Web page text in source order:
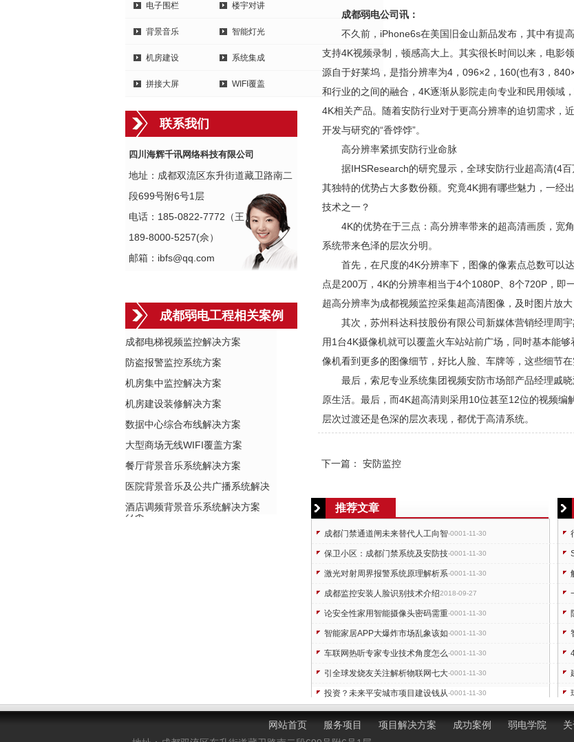
电子围栏 楼宇对讲
背景音乐 智能灯光
机房建设 系统集成
拼接大屏 WIFI覆盖
联系我们
四川海辉千讯网络科技有限公司
地址：成都双流区东升街道藏卫路南二
段699号附6号1层
电话：185-0822-7772（王）
189-8000-5257(佘）
邮箱：ibfs@qq.com
成都弱电工程相关案例
成都电梯视频监控解决方案
防盗报警监控系统方案
机房集中监控解决方案
机房建设装修解决方案
数据中心综合布线解决方案
大型商场无线WIFI覆盖方案
餐厅背景音乐系统解决方案
医院背景音乐及公共广播系统解决
方案
酒店调频背景音乐系统解决方案
成都弱电公司讯：
不久前，iPhone6s在美国旧金山新品发布，其中有提
支持4K视频录制，顿感高大上。其实很长时间以来，电影
源自于好莱坞，是指分辨率为4，096×2，160(也有3，
和行业的之间的融合，4K逐渐从影院走向专业和民用领域
4K相关产品。随着安防行业对于更高分辨率的迫切需求，
开发与研究的“香饽饽”。
高分辨率紧抓安防行业命脉
据IHSResearch的研究显示，全球安防行业超高清(4
其独特的优势占大多数份额。究竟4K拥有哪些魅力，一经
技术之一？
4K的优势在于三点：高分辨率带来的超高清画质，宽
系统带来色泽的层次分明。
首先，在尺度的4K分辨率下，图像的像素点总数可以
点是200万，4K的分辨率相当于4个1080P、8个720P，即
超高分辨率为成都视频监控采集超高清图像，及时图片放
其次，苏州科达科技股份有限公司新媒体营销经理周
用1台4K摄像机就可以覆盖火车站站前广场，同时基本能
像机看到更多的图像细节，好比人脸、车牌等，这些细节在
最后，索尼专业系统集团视频安防市场部产品经理戚
原生活。最后，而4K超高清则采用10位甚至12位的视频
层次过渡还是色深的层次表现，都优于高清系统。
下一篇： 安防监控
推荐文章
成都门禁通道闸未来替代人工向智-0001-11-30
保卫小区：成都门禁系统及安防技-0001-11-30
激光对射周界报警系统原理解析系-0001-11-30
成都监控安装人脸识别技术介绍2018-09-27
论安全性家用智能摄像头密码需重-0001-11-30
智能家居APP大爆炸市场乱象该如-0001-11-30
车联网热听专家专业技术角度怎么-0001-11-30
引全球发烧友关注解析物联网七大-0001-11-30
投资？未来平安城市项目建设钱从-0001-11-30
论发展至今一体化摄像机之成败与-0001-11-30
网站首页 服务项目 项目解决方案 成功案例 弱电学院